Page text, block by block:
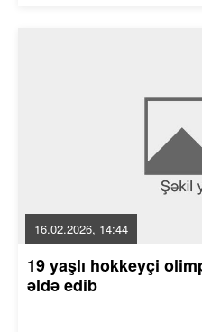
16.02.2026, 14:44
19 yaşlı hokkeyçi
əldə edib